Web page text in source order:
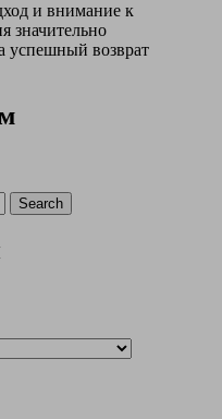
и внимание к
значительно
успешный возврат
Search